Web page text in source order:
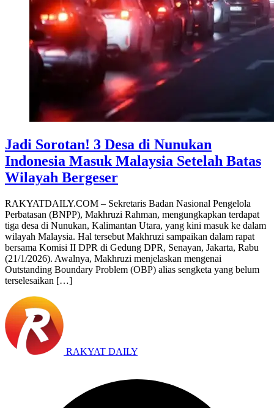
Jadi Sorotan! 3 Desa di Nunukan
Indonesia Masuk Malaysia Setelah Batas
Wilayah Bergeser
RAKYATDAILY.COM – Sekretaris Badan Nasional Pengelola
Perbatasan (BNPP), Makhruzi Rahman, mengungkapkan terdapat
tiga desa di Nunukan, Kalimantan Utara, yang kini masuk ke dalam
wilayah Malaysia. Hal tersebut Makhruzi sampaikan dalam rapat
bersama Komisi II DPR di Gedung DPR, Senayan, Jakarta, Rabu
(21/1/2026). Awalnya, Makhruzi menjelaskan mengenai
Outstanding Boundary Problem (OBP) alias sengketa yang belum
terselesaikan […]
RAKYAT DAILY